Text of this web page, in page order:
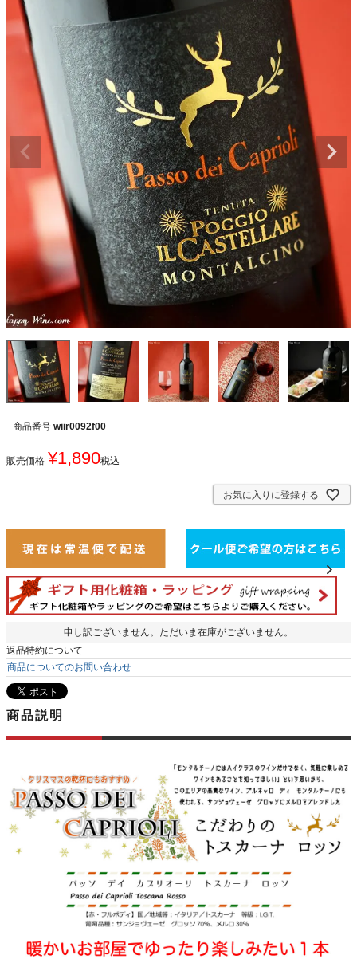
商品番号 wiir0092f00
販売価格 ¥1,890税込
お気に入りに登録する
申し訳ございません。ただいま在庫がございません。
返品特約について
商品についてのお問い合わせ
商品説明